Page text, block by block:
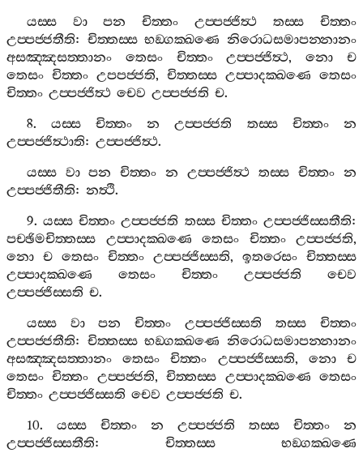
යස‍්ස
වා පන චිත‍්තං උප‍්පජ‍්ජිත්‍ථ තස‍්ස
චිත‍්තං
උප‍්පජ‍්ජතීති: චිත‍්තස‍්ස භඞ‍්ගක‍්ඛණෙ නිරොධසමාපන‍්නානං
අසඤ‍්ඤසත‍්තානං
තෙසං චිත‍්තං උප‍්පජ‍්ජිත්‍ථ,නො
ච
තෙසං චිත‍්තං උපපජ‍්ජති, චිත‍්තස‍්ස උප‍්පාදක‍්ඛණෙ තෙසං
චිත‍්තං උප‍්පජ‍්ජිත්‍ථ චෙව උප‍්පජ‍්ජති ච.
8. යස‍්ස චිත‍්තං න උප‍්පජ‍්ජති තස‍්ස චිත‍්තං
න
උප‍්පජ‍්ජිත්‍ථාති: උප‍්පජ‍්ජිත්‍ථ.
යස‍්ස වා පන චිත‍්තං න උප‍්පජ‍්ජිත්‍ථ තස‍්ස චිත‍්තං න
උප‍්පජ‍්ජිතීති: නත්‍ථි.
9. යස‍්ස චිත‍්තං උප‍්පජ‍්ජති තස‍්ස චිත‍්තං උප‍්පජ‍්ජිස‍්සතීති:
පච‍්ඡිමචිත‍්තස‍්ස
උප‍්පාදක‍්ඛණෙ තෙසං චිත‍්තං උප‍්පජ‍්ජති,
නො ච තෙසං චිත‍්තං උප‍්පජ‍්ජිස‍්සති, ඉතරෙසං චිත‍්තස‍්ස
උප‍්පාදක‍්ඛණෙ
තෙසං චිත‍්තං උප‍්පජ‍්ජති
චෙව
උප‍්පජ‍්ජිස‍්සති ච.
යස‍්ස
වා පන චිත‍්තං උප‍්පජ‍්ජිස‍්සති තස‍්ස
චිත‍්තං
උප‍්පජ‍්ජතීති: චිත‍්තස‍්ස භඞ‍්ගක‍්ඛණෙ නිරොධසමාපන‍්නානං
අසඤ‍්ඤසත‍්තානං
තෙසං චිත‍්තං උප‍්පජ‍්ජිස‍්සති, නො
ච
තෙසං චිත‍්තං උප‍්පජ‍්ජති,චිත‍්තස‍්ස උප‍්පාදක‍්ඛණෙ තෙසං
චිත‍්තං උප‍්පජ‍්ජිස‍්සති චෙව උප‍්පජ‍්ජති ච.
10. යස‍්ස චිත‍්තං න උප‍්පජ‍්ජති තස‍්ස චිත‍්තං
න
උප‍්පජ‍්ජිස‍්සතීති: චිත‍්තස‍්ස
භඞ‍්ගක‍්ඛණෙ